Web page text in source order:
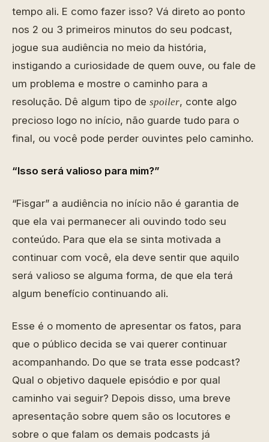
tempo ali. E como fazer isso? Vá direto ao ponto
nos 2 ou 3 primeiros minutos do seu podcast,
jogue sua audiência no meio da história,
instigando a curiosidade de quem ouve, ou fale de
um problema e mostre o caminho para a
resolução. Dê algum tipo de spoiler, conte algo
precioso logo no início, não guarde tudo para o
final, ou você pode perder ouvintes pelo caminho.
“Isso será valioso para mim?”
“Fisgar” a audiência no início não é garantia de
que ela vai permanecer ali ouvindo todo seu
conteúdo. Para que ela se sinta motivada a
continuar com você, ela deve sentir que aquilo
será valioso se alguma forma, de que ela terá
algum benefício continuando ali.
Esse é o momento de apresentar os fatos, para
que o público decida se vai querer continuar
acompanhando. Do que se trata esse podcast?
Qual o objetivo daquele episódio e por qual
caminho vai seguir? Depois disso, uma breve
apresentação sobre quem são os locutores e
sobre o que falam os demais podcasts já